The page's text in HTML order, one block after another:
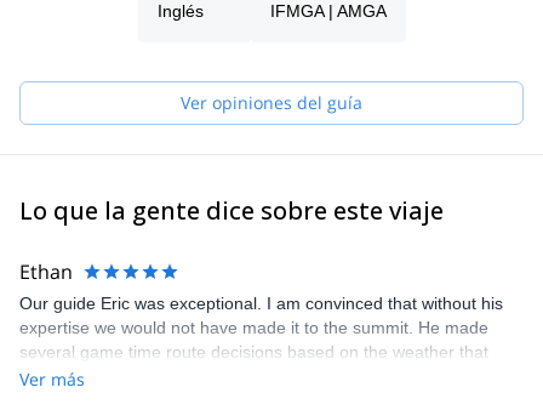
Inglés IFMGA | AMGA
Ver opiniones del guía
Lo que la gente dice sobre este viaje
Ethan
Our guide Eric was exceptional. I am convinced that without his
expertise we would not have made it to the summit. He made
several game time route decisions based on the weather that
ended up being the right call. Will be using SWS again for future
Ver más